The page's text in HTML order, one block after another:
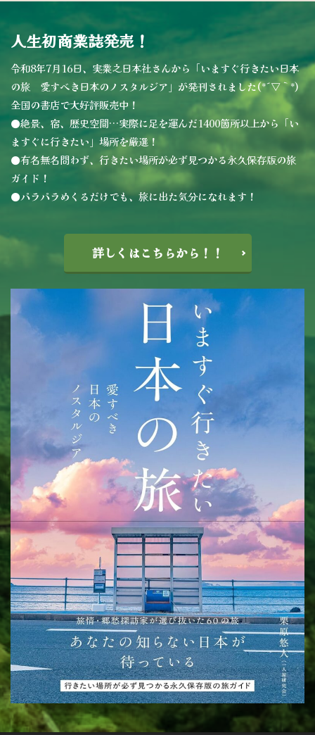
人生初商業誌発売！
令和8年7月16日、実業之日本社さんから「いますぐ行きたい日本
の旅 愛すべき日本のノスタルジア」が発刊されました(*´▽｀*)
全国の書店で大好評販売中！
●絶景、宿、歴史空間…実際に足を運んだ1400箇所以上から「い
ますぐに行きたい」場所を厳選！
●有名無名問わず、行きたい場所が必ず見つかる永久保存版の旅
ガイド！
●パラパラめくるだけでも、旅に出た気分になれます！
詳しくはこちらから！！